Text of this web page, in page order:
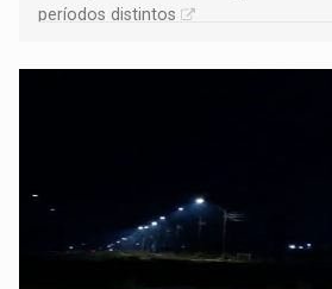
períodos distintos